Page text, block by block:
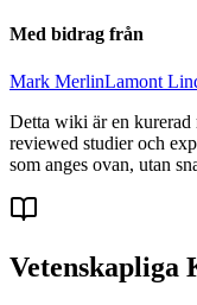
Med bidrag från
Mark MerlinLamont
Detta wiki är en kurerad
reviewed studier och
som anges ovan, utan
Vetenskapliga